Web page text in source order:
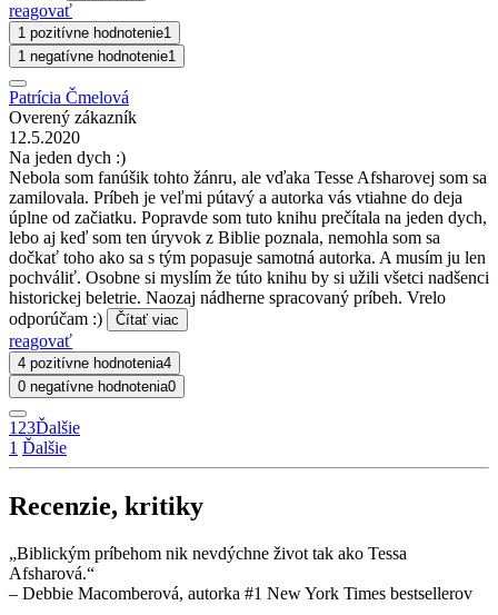
reagovať
1 pozitívne hodnotenie1
1 negatívne hodnotenie1
Patrícia Čmelová
Overený zákazník
12.5.2020
Na jeden dych :)
Nebola som fanúšik tohto žánru, ale vďaka Tesse Afsharovej som sa
zamilovala. Príbeh je veľmi pútavý a autorka vás vtiahne do deja
úplne od začiatku. Popravde som tuto knihu prečítala na jeden dych,
lebo aj keď som ten úryvok z Biblie poznala, nemohla som sa
dočkať toho ako sa s tým popasuje samotná autorka. A musím ju len
pochváliť. Osobne si myslím že túto knihu by si užili všetci nadšenci
historickej beletrie. Naozaj nádherne spracovaný príbeh. Vrelo
odporúčam :)
Čítať viac
reagovať
4 pozitívne hodnotenia4
0 negatívne hodnotenia0
1 23Ďalšie
1 Ďalšie
Recenzie, kritiky
„Biblickým príbehom nik nevdýchne život tak ako Tessa
Afsharová.“
– Debbie Macomberová, autorka #1 New York Times bestsellerov